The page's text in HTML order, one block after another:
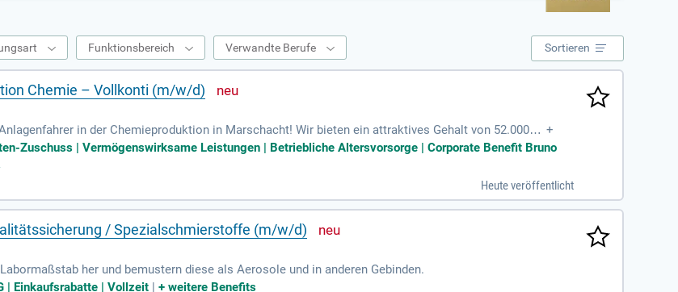
Funktionsbereich Verwandte Berufe Sortieren
Chemie – Vollkonti (m/w/d)
in der Chemieproduktion in Marschacht! Wir bieten ein attraktives Gehalt von 52.000–6
In dieser unbefristeten Stelle bedienst und überwachst du unsere chemischen Anlagen. Zudem füh
durch, um die Produktqualität zu gewährleisten. Wenn du eine abgeschlossene Ausbildung als Ch
+
Zuschuss | Vermögenswirksame Leistungen | Betriebliche Altersvorsorge | Corporate Benefit Bruno
Heute veröffentlicht
/ Spezialschmierstoffe (m/w/d)
her und bemustern diese als Aerosole und in anderen Gebinden.
| Einkaufsrabatte | Vollzeit |+weitere Benefits